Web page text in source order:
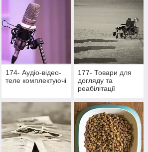
174- Аудіо-відео-
теле комплектуючі
177- Товари для
догляду та
реабілітації
активних пацієнтів